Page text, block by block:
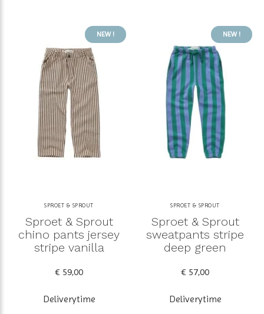
NEW !
SPROET & SPROUT
Sproet & Sprout
chino pants jersey
stripe vanilla
€ 59,00
Deliverytime
NEW !
SPROET & SPROUT
Sproet & Sprout
sweatpants stripe
deep green
€ 57,00
Deliverytime